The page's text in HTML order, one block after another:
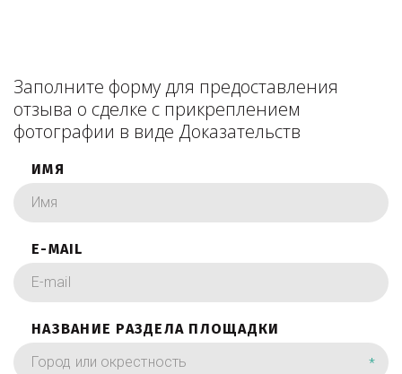
Заполните форму для предоставления
отзыва о сделке с прикреплением
фотографии в виде Доказательств
ИМЯ
E-MAIL
НАЗВАНИЕ РАЗДЕЛА ПЛОЩАДКИ
*